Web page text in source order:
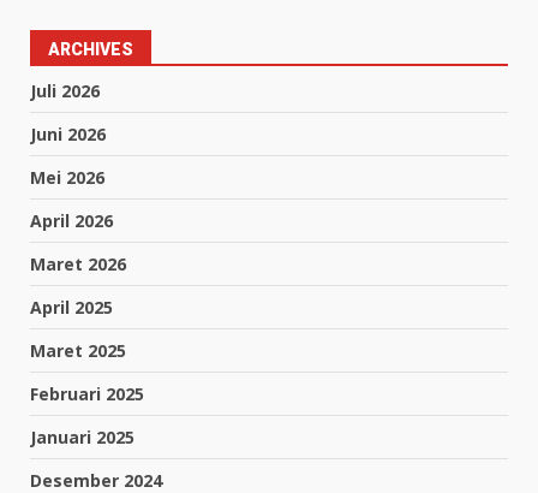
ARCHIVES
Juli 2026
Juni 2026
Mei 2026
April 2026
Maret 2026
April 2025
Maret 2025
Februari 2025
Januari 2025
Desember 2024